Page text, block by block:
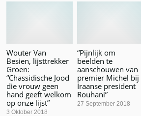
Wouter Van
Besien, lijsttrekker
Groen:
“Chassidische Jood
die vrouw geen
hand geeft welkom
op onze lijst”
3 Oktober 2018
“Pijnlijk om
beelden te
aanschouwen van
premier Michel bij
Iraanse president
Rouhani”
27 September 2018